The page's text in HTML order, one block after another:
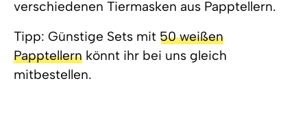
verschiedenen Tiermasken aus Papptellern.
Tipp: Günstige Sets mit 50 weißen
Papptellern könnt ihr bei uns gleich
mitbestellen.